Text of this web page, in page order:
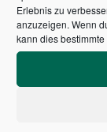
Erlebnis zu
anzuzeigen. Wenn
kann dies
Jetzt